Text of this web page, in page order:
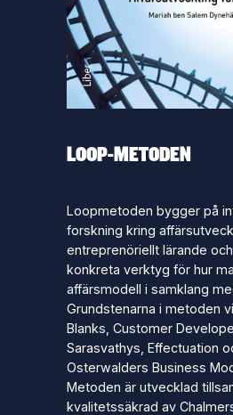
LOOP-METODEN
Loopmetoden bygger på
forskning kring
entreprenöriellt lärande
konkreta verktyg för hur
affärsmodell i samklang
Grundstenarna i metoden
Blanks,Customer
Sarasvathys,Effectuation
OsterwaldersBusiness
Metoden är utvecklad
kvalitetssäkrad av